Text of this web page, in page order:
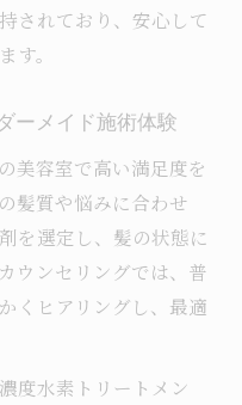
されており、安心して
す。
ーメイド施術体験
美容室で高い満足度を
髪質や悩みに合わせ
を選定し、髪の状態に
ウンセリングでは、普
くヒアリングし、最適
度水素トリートメン